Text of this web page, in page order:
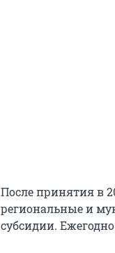
После принятия в
региональные и
субсидии.